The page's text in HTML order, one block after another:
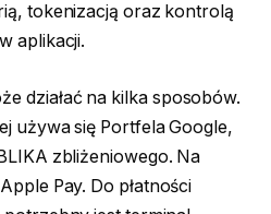
tokenizacją oraz kontrolą
aplikacji.
działać na kilka sposobów.
używa się Portfela Google,
zbliżeniowego. Na
Pay. Do płatności